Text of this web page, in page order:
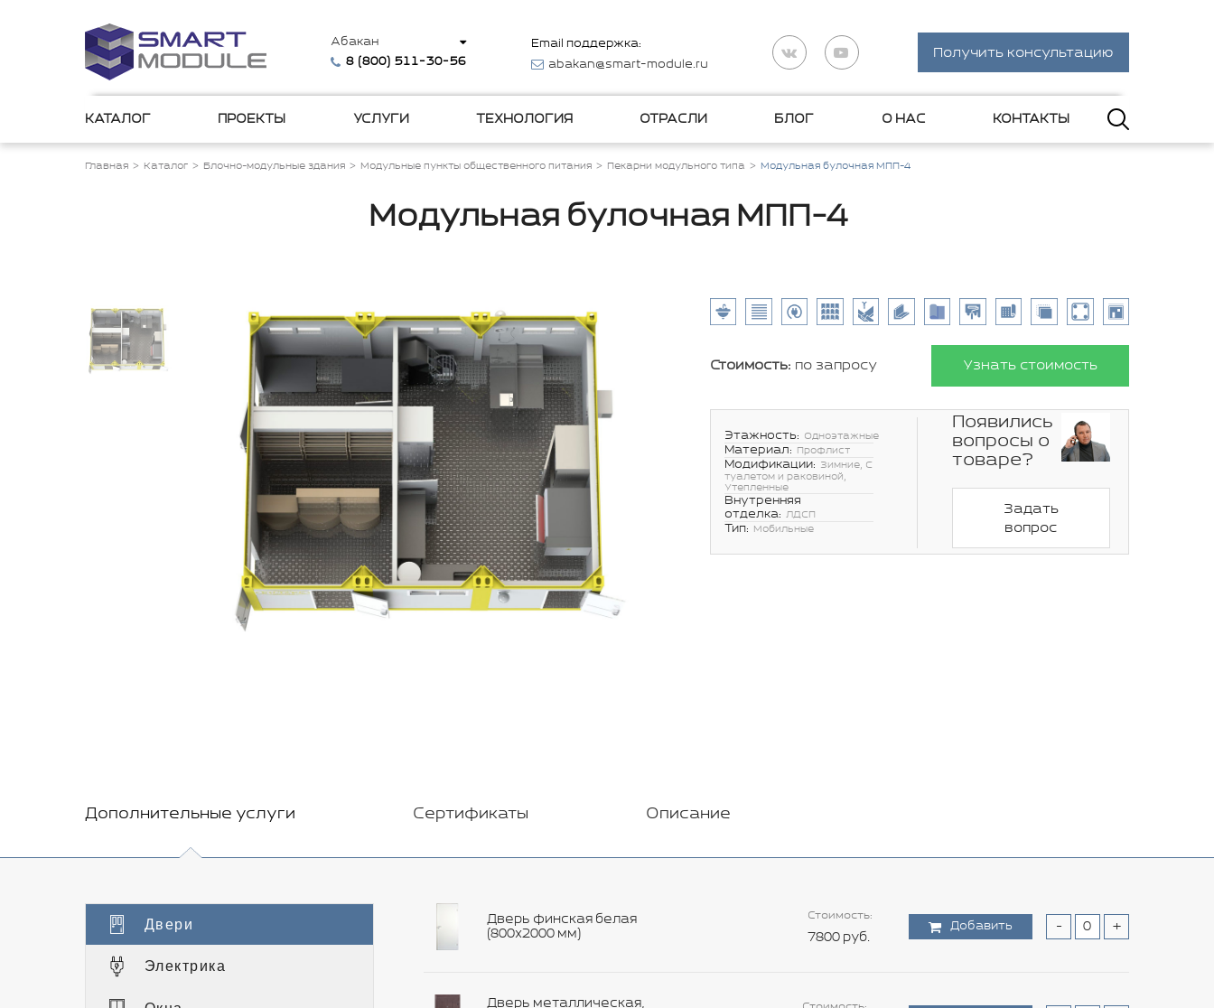
Абакан
8 (800) 511-30-56
Email поддержка:
abakan@smart-module.ru
Получить консультацию
КАТАЛОГ ПРОЕКТЫ УСЛУГИ ТЕХНОЛОГИЯ ОТРАСЛИ БЛОГ О НАС КОНТАКТЫ
Главная Каталог Блочно-модульные здания Модульные пункты общественного питания Пекарни модульного типа Модульная булочная МПП-4
Модульная булочная МПП-4
Стоимость: по запросу Узнать стоимость
Этажность: Одноэтажные
Материал: Профлист
Модификации: Зимние, С
туалетом и раковиной,
Утепленные
Внутренняя
отделка: ЛДСП
Тип: Мобильные
Появились
вопросы о
товаре?
Задать
вопрос
Дополнительные услуги Сертификаты Описание
Двери
Электрика
Дверь финская белая
(800х2000 мм)
Стоимость:
7800 руб.
Добавить - +
Дверь металлическая,